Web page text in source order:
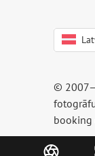
©
booking